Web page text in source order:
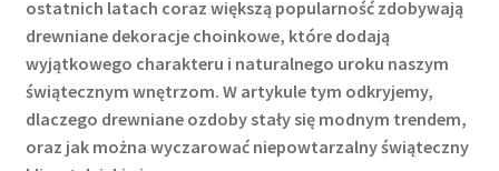
ostatnich latach coraz większą popularność zdobywają
drewniane dekoracje choinkowe, które dodają
wyjątkowego charakteru i naturalnego uroku naszym
świątecznym wnętrzom. W artykule tym odkryjemy,
dlaczego drewniane ozdoby stały się modnym trendem,
oraz jak można wyczarować niepowtarzalny świąteczny